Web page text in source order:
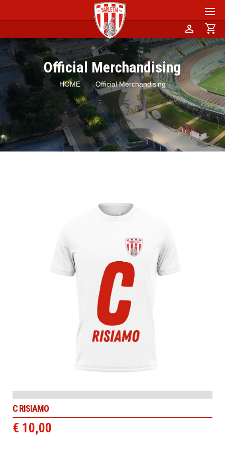
person shopping_cart
Official Merchandising
HOME Official Merchandising
C RISIAMO
€ 10,00